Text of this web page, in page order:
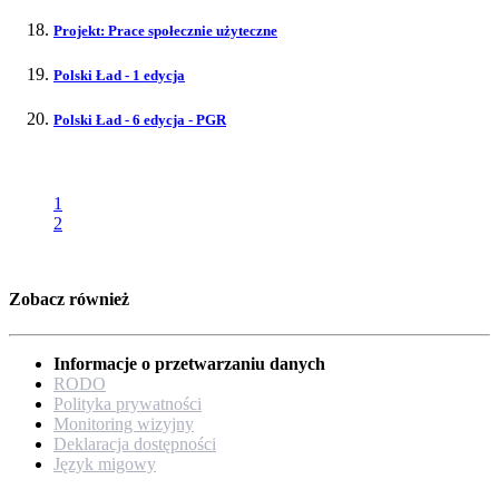
Projekt: Prace społecznie użyteczne
Polski Ład - 1 edycja
Polski Ład - 6 edycja - PGR
1
2
Zobacz również
Informacje o przetwarzaniu danych
RODO
Polityka prywatności
Monitoring wizyjny
Deklaracja dostępności
Język migowy